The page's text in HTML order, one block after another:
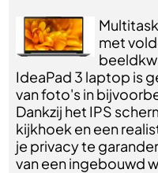
met
IdeaPad 3 laptop is
van foto's in
Dankzij het IPS
kijkhoek en een
je privacy te
van een ingebouwd